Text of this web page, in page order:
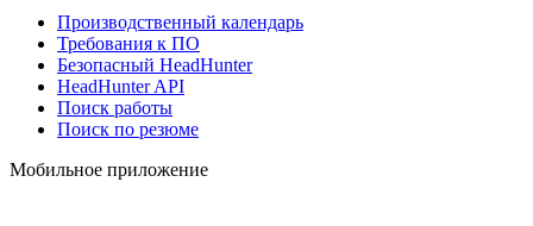
Производственный календарь
Требования к ПО
Безопасный HeadHunter
HeadHunter API
Поиск работы
Поиск по резюме
Мобильное приложение